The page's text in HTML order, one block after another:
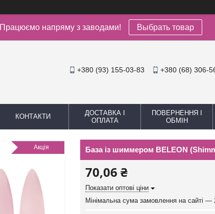
Працюємо напряму з заводами! Выбрать товар
+380 (93) 155-03-83 +380 (68) 306-
КОНТАКТИ
ДОСТАВКА І
ОПЛАТА
ПОВЕРНЕННЯ І
ОБМІН
Акція База із шиммером BELEON
70,06 ₴
Показати оптові ціни
Мінімальна сума замовлення на сайті —